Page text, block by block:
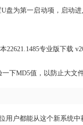
盘为第一启动项，启动
一下MD5值，以防止大文
用户都能从这个新系统